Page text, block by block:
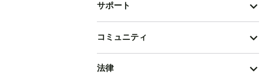
サポート
コミュニティ
法律